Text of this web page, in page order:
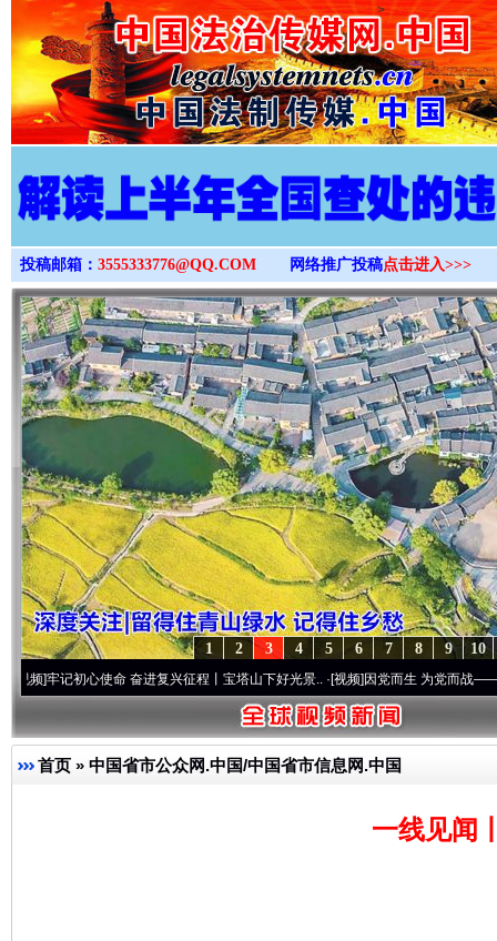
>
投稿邮箱： 3555333776@QQ.COM 网络推广投稿点击进入>>>
10
9
8
7
6
5
4
3
2
1
心使命 奋进复兴征程丨宝塔山下好光景..·[视频]因党而生 为党而战——百年“纪”事
首页 » 中国省市公众网.中国/中国省市信息网.中国
一线见闻